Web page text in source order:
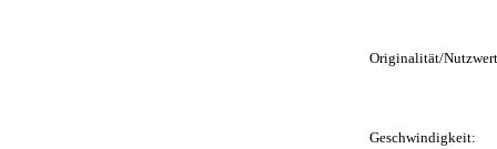
Originalität/
Geschwindigkeit: